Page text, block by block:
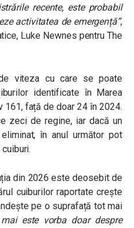
recente, este probabil
activitatea de emergență”,
Luke Newnes pentru The
viteza cu care se poate
identificate în Marea
161, față de doar 24 în 2024.
zeci de regine, iar dacă un
în anul următor pot
din 2026 este deosebit de
cuiburilor raportate crește
pe o suprafață tot mai
mai este vorba doar despre